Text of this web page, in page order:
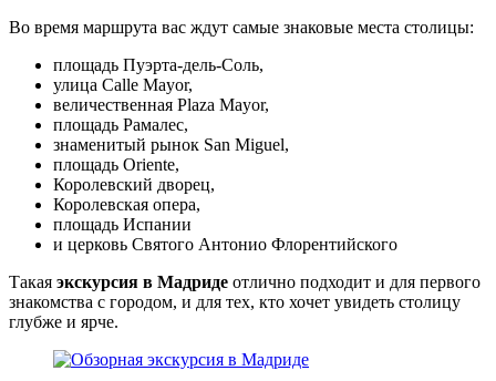
Во время маршрута вас ждут самые знаковые места столицы:
площадь Пуэрта-дель-Соль,
улица Calle Mayor,
величественная Plaza Mayor,
площадь Рамалес,
знаменитый рынок San Miguel,
площадь Oriente,
Королевский дворец,
Королевская опера,
площадь Испании
и церковь Святого Антонио Флорентийского
Такая экскурсия в Мадриде отлично подходит и для первого
знакомства с городом, и для тех, кто хочет увидеть столицу
глубже и ярче.